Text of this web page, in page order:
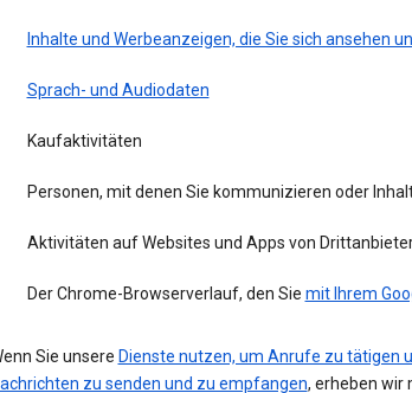
Inhalte und Werbeanzeigen, die Sie sich ansehen
Sprach- und Audiodaten
Kaufaktivitäten
Personen, mit denen Sie kommunizieren oder
Aktivitäten auf Websites und Apps von
Der Chrome-Browserverlauf, den Sie mit Ihrem
Sie unsere Dienste nutzen, um Anrufe zu tätigen
zu senden und zu empfangen, erheben wir